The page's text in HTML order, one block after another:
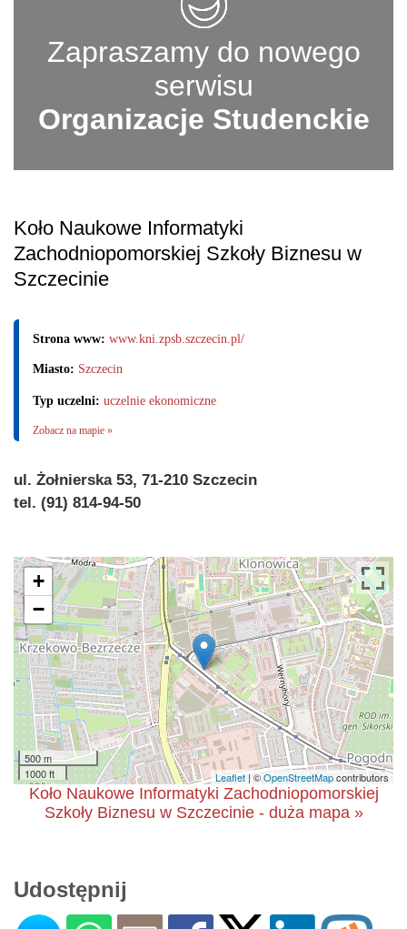
Zapraszamy do nowego
serwisu
Organizacje Studenckie
Koło Naukowe Informatyki
Zachodniopomorskiej Szkoły Biznesu w
Szczecinie
Strona www: www.kni.zpsb.szczecin.pl/
Miasto: Szczecin
Typ uczelni: uczelnie ekonomiczne
Zobacz na mapie »
ul. Żołnierska 53, 71-210 Szczecin
tel. (91) 814-94-50
+
−
500 m
1000 ft
Leaflet| ©OpenStreetMapcontributors
Koło Naukowe Informatyki Zachodniopomorskiej
Szkoły Biznesu w Szczecinie - duża mapa »
Udostępnij